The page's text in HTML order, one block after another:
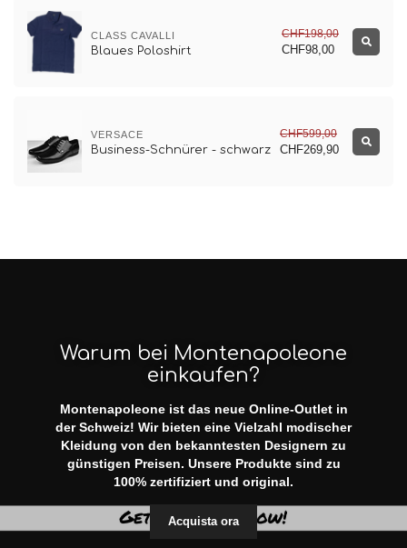
CLASS CAVALLI
Blaues Poloshirt
CHF198,00
CHF98,00
VERSACE
Business-Schnürer - schwarz
CHF599,00
CHF269,90
Warum bei Montenapoleone
einkaufen?
Montenapoleone ist das neue Online-Outlet in
der Schweiz! Wir bieten eine Vielzahl modischer
Kleidung von den bekanntesten Designern zu
günstigen Preisen. Unsere Produkte sind zu
100% zertifiziert und original.
Acquista ora